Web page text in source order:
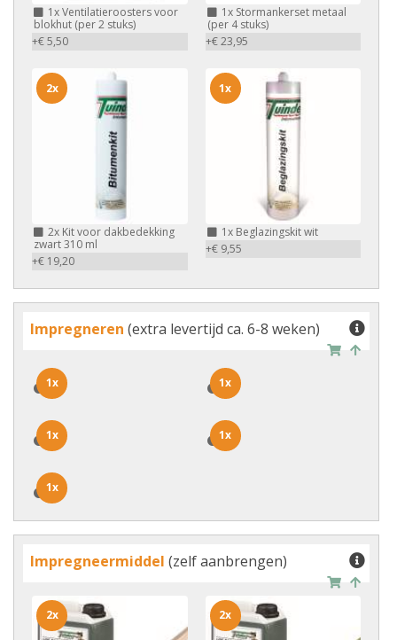
1xVentilatieroosters voor
blokhut (per 2 stuks)
+€ 5,50
1xStormankerset metaal
(per 4 stuks)
+€ 23,95
2x Kit voor dakbedekking
zwart 310 ml
+€ 19,20
2x
1xBeglazingskit wit
+€ 9,55
1x
Impregneren (extra levertijd ca. 6-8 weken)
1x
1x 1x
1x
1x
1x 1x
1x
1x
1x
Impregneermiddel (zelf aanbrengen)
2x 2x